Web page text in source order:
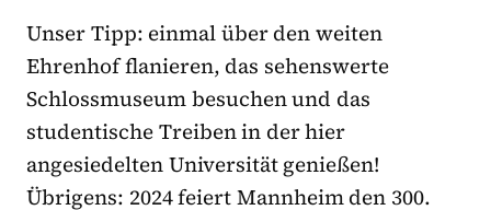
Unser Tipp: einmal über den weiten
Ehrenhof flanieren, das sehenswerte
Schlossmuseum besuchen und das
studentische Treiben in der hier
angesiedelten Universität genießen!
Übrigens: 2024 feiert Mannheim den 300.